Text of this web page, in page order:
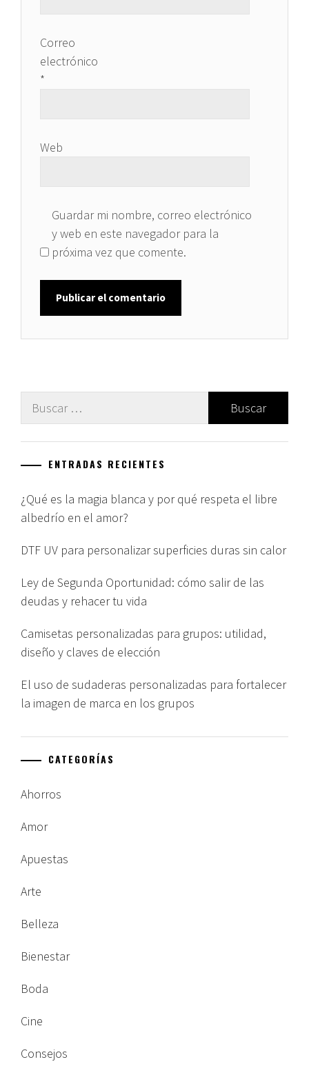
Correo
electrónico
*
Web
Guardar mi nombre, correo electrónico
y web en este navegador para la
próxima vez que comente.
Buscar:
ENTRADAS RECIENTES
¿Qué es la magia blanca y por qué respeta el libre
albedrío en el amor?
DTF UV para personalizar superficies duras sin calor
Ley de Segunda Oportunidad: cómo salir de las
deudas y rehacer tu vida
Camisetas personalizadas para grupos: utilidad,
diseño y claves de elección
El uso de sudaderas personalizadas para fortalecer
la imagen de marca en los grupos
CATEGORÍAS
Ahorros
Amor
Apuestas
Arte
Belleza
Bienestar
Boda
Cine
Consejos